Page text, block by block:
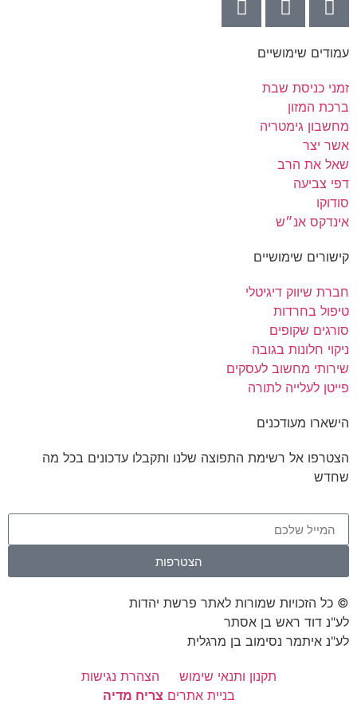
עמודים שימושיים
זמני כניסת שבת
ברכת המזון
מחשבון גימטריה
אשר יצר
שאל את הרב
דפי צביעה
סודוקו
אינדקס אנ״ש
קישורים שימושיים
חברת שיווק דיגיטלי
טיפול בחרדות
סורגים שקופים
ניקוי חלונות בגובה
שירותי מחשוב לעסקים
פייטן לעלייה לתורה
הישארו מעודכנים
הצטרפו אל רשימת התפוצה שלנו ותקבלו עדכונים בכל מה
שחדש
הצטרפות
© כל הזכויות שמורות לאתר פרשת יהדות
לע"נ דוד ראש בן אסתר
לע"נ איתמר נסימוב בן מרגלית
תקנון ותנאי שימוש
הצהרת נגישות
בניית אתרים צריח מדיה